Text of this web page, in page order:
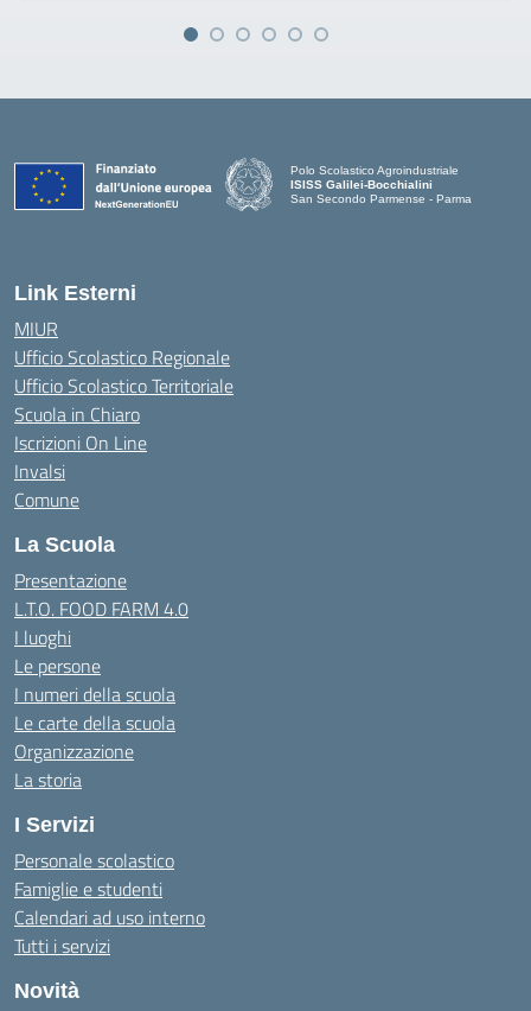
Polo Scolastico Agroindustriale
ISISS Galilei-Bocchialini
San Secondo Parmense - Parma
Link Esterni
MIUR
Ufficio Scolastico Regionale
Ufficio Scolastico Territoriale
Scuola in Chiaro
Iscrizioni On Line
Invalsi
Comune
La Scuola
Presentazione
L.T.O. FOOD FARM 4.0
I luoghi
Le persone
I numeri della scuola
Le carte della scuola
Organizzazione
La storia
I Servizi
Personale scolastico
Famiglie e studenti
Calendari ad uso interno
Tutti i servizi
Novità